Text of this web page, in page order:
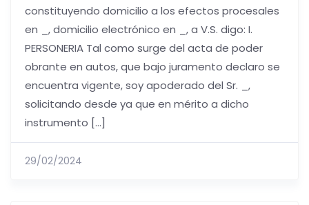
constituyendo domicilio a los efectos procesales
en _, domicilio electrónico en _, a V.S. digo: I.
PERSONERIA Tal como surge del acta de poder
obrante en autos, que bajo juramento declaro se
encuentra vigente, soy apoderado del Sr. _,
solicitando desde ya que en mérito a dicho
instrumento […]
29/02/2024